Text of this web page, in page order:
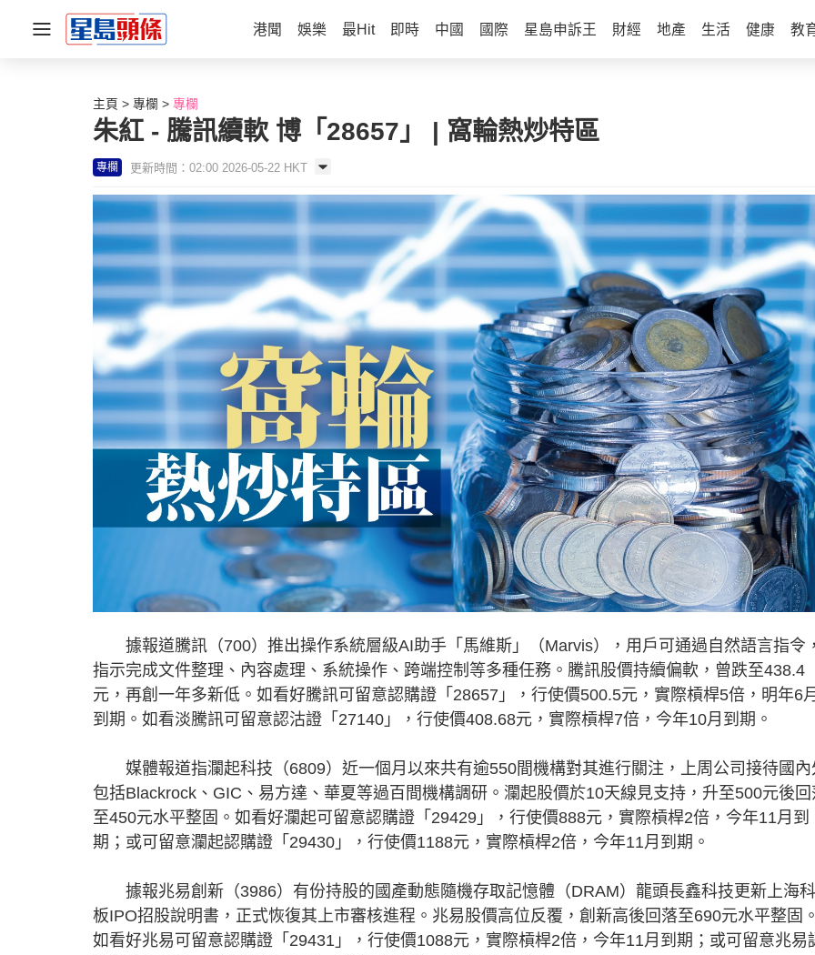
港聞 娛樂 最Hit 即時 中國 國際 星島申訴王 財經 地產 生活 健康 教
主頁 專欄 專欄
朱紅 - 騰訊續軟 博「28657」 | 窩輪熱炒特區
專欄 更新時間：02:00 2026-05-22 HKT
據報道騰訊（700）推出操作系統層級AI助手「馬維斯」（Marvis），用戶可通過自然語言指令，
指示完成文件整理、內容處理、系統操作、跨端控制等多種任務。騰訊股價持續偏軟，曾跌至438.4
元，再創一年多新低。如看好騰訊可留意認購證「28657」，行使價500.5元，實際槓桿5倍，明年6月
到期。如看淡騰訊可留意認沽證「27140」，行使價408.68元，實際槓桿7倍，今年10月到期。
媒體報道指瀾起科技（6809）近一個月以來共有逾550間機構對其進行關注，上周公司接待國內
包括Blackrock、GIC、易方達、華夏等過百間機構調研。瀾起股價於10天線見支持，升至500元後回
至450元水平整固。如看好瀾起可留意認購證「29429」，行使價888元，實際槓桿2倍，今年11月到
期；或可留意瀾起認購證「29430」，行使價1188元，實際槓桿2倍，今年11月到期。
據報兆易創新（3986）有份持股的國產動態隨機存取記憶體（DRAM）龍頭長鑫科技更新上海科
板IPO招股說明書，正式恢復其上市審核進程。兆易股價高位反覆，創新高後回落至690元水平整固。
如看好兆易可留意認購證「29431」，行使價1088元，實際槓桿2倍，今年11月到期；或可留意兆易